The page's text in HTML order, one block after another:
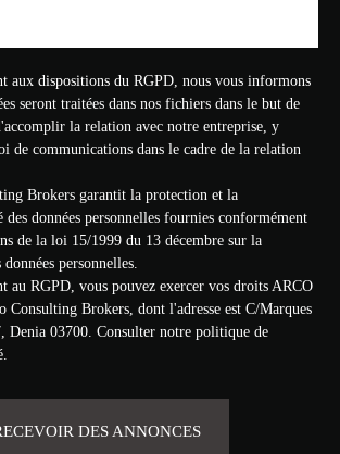
aux dispositions du RGPD, nous vous informons
seront traitées dans nos fichiers dans le but de
la relation avec notre entreprise, y
de communications dans le cadre de la relation
Brokers garantit la protection et la
données personnelles fournies conformément
de la loi 15/1999 du 13 décembre sur la
personnelles.
au RGPD, vous pouvez exercer vos droits ARCO
Consulting Brokers, dont l'adresse est C/Marques
Denia 03700. Consulter notre politique de
.
DES ANNONCES